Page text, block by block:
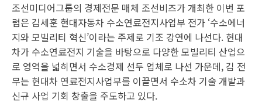
조선미디어그룹의 경제전문 매체 조선비즈가 개최한 이번 포
럼은 김세훈 현대자동차 수소연료전지사업부 전가 ‘수소에너
지와 모빌리티 혁신’이라는 주제로 기조 강연에 나선다. 현대
차가 수소연료전지 기술을 바탕으로 다양한 모빌리티 산업으
로 영역을 넓히면서 수소경제 선두 업체로 나선 가운데, 김 전
무는 현대차 연료전지사업부를 이끌면서 수소차 기술 개발과
신규 사업 기회 창출을 주도하고 있다.